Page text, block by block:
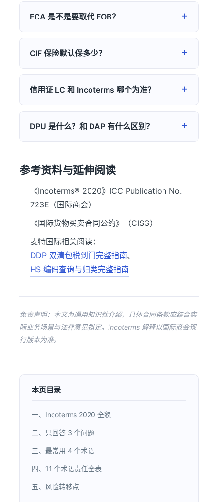
FCA 是不是要取代 FOB？
CIF 保险默认保多少？
信用证 LC 和 Incoterms 哪个为准？
DPU 是什么？和 DAP 有什么区别？
参考资料与延伸阅读
《Incoterms® 2020》ICC Publication No.
723E（国际商会）
《国际货物买卖合同公约》（CISG）
麦特国际相关阅读：
DDP 双清包税到门完整指南、
HS 编码查询与归类完整指南
免责声明：本文为通用知识性介绍，具体合同条款应结合实
际业务场景与法律意见拟定。Incoterms 解释以国际商会现
行版本为准。
本页目录
一、Incoterms 2020 全貌
二、只回答 3 个问题
三、最常用 4 个术语
四、11 个术语责任全表
五、风险转移点